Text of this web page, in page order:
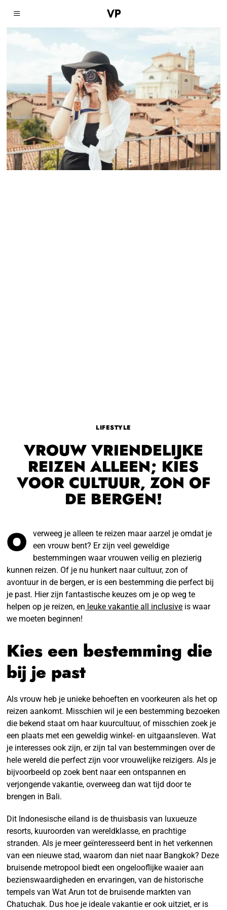
LIFESTYLE
VROUW VRIENDELIJKE
REIZEN ALLEEN; KIES
VOOR CULTUUR, ZON OF
DE BERGEN!
O
verweeg je alleen te reizen maar aarzel je omdat je
een vrouw bent? Er zijn veel geweldige
bestemmingen waar vrouwen veilig en plezierig
kunnen reizen. Of je nu hunkert naar cultuur, zon of
avontuur in de bergen, er is een bestemming die perfect bij
je past. Hier zijn fantastische keuzes om je op weg te
helpen op je reizen, en leuke vakantie all inclusive is waar
we moeten beginnen!
Kies een bestemming die
bij je past
Als vrouw heb je unieke behoeften en voorkeuren als het op
reizen aankomt. Misschien wil je een bestemming bezoeken
die bekend staat om haar kuurcultuur, of misschien zoek je
een plaats met een geweldig winkel- en uitgaansleven. Wat
je interesses ook zijn, er zijn tal van bestemmingen over de
hele wereld die perfect zijn voor vrouwelijke reizigers. Als je
bijvoorbeeld op zoek bent naar een ontspannen en
verjongende vakantie, overweeg dan wat tijd door te
brengen in Bali.
Dit Indonesische eiland is de thuisbasis van luxueuze
resorts, kuuroorden van wereldklasse, en prachtige
stranden. Als je meer geïnteresseerd bent in het verkennen
van een nieuwe stad, waarom dan niet naar Bangkok? Deze
bruisende metropool biedt een ongelooflijke waaier aan
bezienswaardigheden en ervaringen, van de historische
tempels van Wat Arun tot de bruisende markten van
Chatuchak. Dus hoe je ideale vakantie er ook uitziet, er is